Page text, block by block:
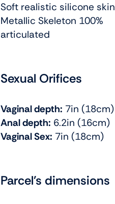
Soft realistic silicone skin
Metallic Skeleton 100%
articulated
Sexual Orifices
Vaginal depth: 7in (18cm)
Anal depth: 6.2in (16cm)
Vaginal Sex: 7in (18cm)
Parcel's dimensions